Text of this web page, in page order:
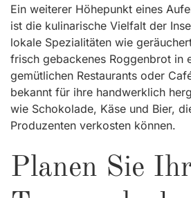
Ein weiterer Höhepunkt eines
ist die kulinarische Vielfalt der
lokale Spezialitäten wie
frisch gebackenes Roggenbrot in
gemütlichen Restaurants oder
bekannt für ihre handwerklich
wie Schokolade, Käse und Bier,
Produzenten verkosten können.
Planen Sie